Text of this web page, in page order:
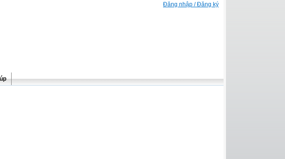
Đăng nhập / Đăng ký